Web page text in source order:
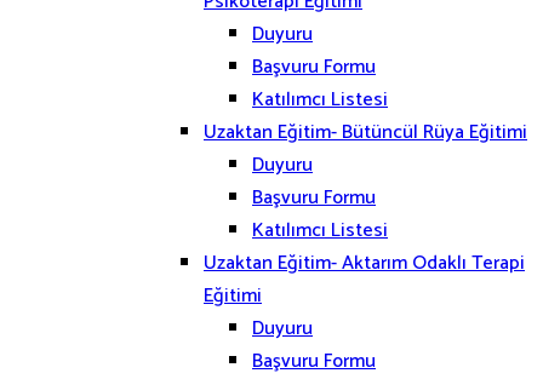
Duyuru
Başvuru Formu
Katılımcı Listesi
Uzaktan Eğitim- Bütüncül Rüya Eğitimi
Duyuru
Başvuru Formu
Katılımcı Listesi
Uzaktan Eğitim- Aktarım Odaklı Terapi
Eğitimi
Duyuru
Başvuru Formu